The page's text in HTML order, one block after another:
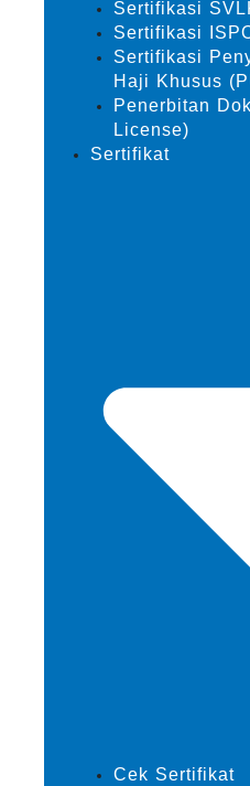
Sertifikasi
Sertifikasi
Sertifikasi
Haji Khusus
Penerbitan
License)
Sertifikat
Cek Sertifikat